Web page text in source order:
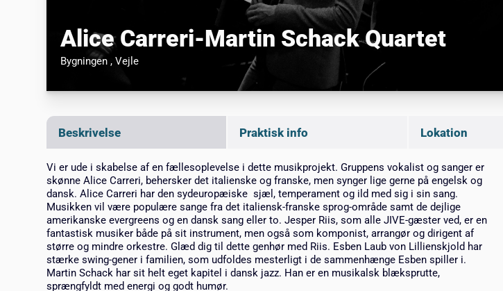
Alice Carreri-Martin Schack Quartet
Bygningen, Vejle
Beskrivelse Praktisk info Lokation
Vi er ude i skabelse af en fællesoplevelse i dette musikprojekt. Gruppens vokalist og sanger er
skønne Alice Carreri, behersker det italienske og franske, men synger lige gerne på engelsk og
dansk. Alice Carreri har den sydeuropæiske sjæl, temperament og ild med sig i sin sang.
Musikken vil være populære sange fra det italiensk-franske sprog-område samt de dejlige
amerikanske evergreens og en dansk sang eller to. Jesper Riis, som alle JIVE-gæster ved, er en
fantastisk musiker både på sit instrument, men også som komponist, arrangør og dirigent af
større og mindre orkestre. Glæd dig til dette genhør med Riis. Esben Laub von Lillienskjold har
stærke swing-gener i familien, som udfoldes mesterligt i de sammenhænge Esben spiller i.
Martin Schack har sit helt eget kapitel i dansk jazz. Han er en musikalsk blæksprutte,
sprængfyldt med energi og godt humør.